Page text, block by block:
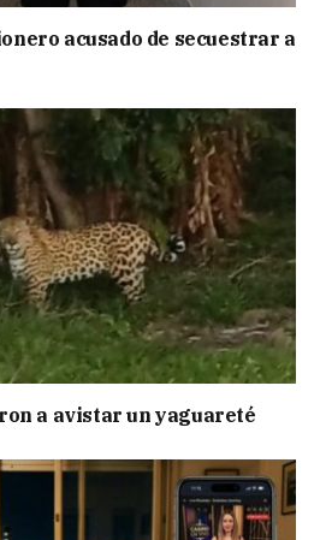
acusado de secuestrar a
a avistar un yaguareté